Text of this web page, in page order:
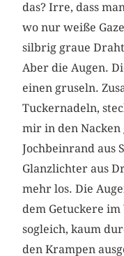
das? Irre, dass
wo nur weiße
silbrig graue
Aber die Augen.
einen gruseln.
Tuckernadeln,
mir in den Nacken
Jochbeinrand aus
Glanzlichter aus
mehr los. Die
dem Getuckere
sogleich, kaum
den Krampen